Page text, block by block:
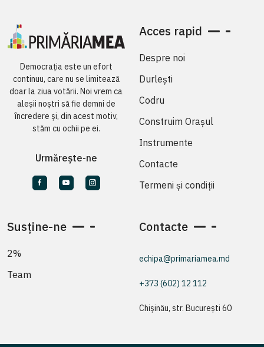
Democrația este un efort
continuu, care nu se limitează
doar la ziua votării. Noi vrem ca
aleșii noștri să fie demni de
încredere și, din acest motiv,
stăm cu ochii pe ei.
Urmărește-ne
Acces rapid
Despre noi
Durlești
Codru
Construim Orașul
Instrumente
Contacte
Termeni și condiții
Susține-ne
2%
Team
Contacte
echipa@primariamea.md
+373 (602) 12 112
Chișinău, str. București 60